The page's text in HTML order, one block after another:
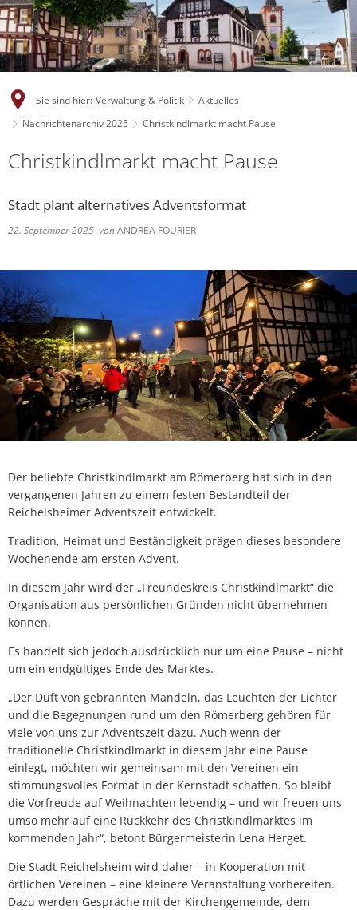
Sie sind hier: Verwaltung & Politik
Aktuelles
Nachrichtenarchiv 2025
Christkindlmarkt macht Pause
Christkindlmarkt macht Pause
Stadt plant alternatives Adventsformat
22. September 2025 vonANDREA FOURIER
Der beliebte Christkindlmarkt am Römerberg hat sich in den
vergangenen Jahren zu einem festen Bestandteil der
Reichelsheimer Adventszeit entwickelt.
Tradition, Heimat und Beständigkeit prägen dieses besondere
Wochenende am ersten Advent.
In diesem Jahr wird der „Freundeskreis Christkindlmarkt“ die
Organisation aus persönlichen Gründen nicht übernehmen
können.
Es handelt sich jedoch ausdrücklich nur um eine Pause – nicht
um ein endgültiges Ende des Marktes.
„Der Duft von gebrannten Mandeln, das Leuchten der Lichter
und die Begegnungen rund um den Römerberg gehören für
viele von uns zur Adventszeit dazu. Auch wenn der
traditionelle Christkindlmarkt in diesem Jahr eine Pause
einlegt, möchten wir gemeinsam mit den Vereinen ein
stimmungsvolles Format in der Kernstadt schaffen. So bleibt
die Vorfreude auf Weihnachten lebendig – und wir freuen uns
umso mehr auf eine Rückkehr des Christkindlmarktes im
kommenden Jahr“, betont Bürgermeisterin Lena Herget.
Die Stadt Reichelsheim wird daher – in Kooperation mit
örtlichen Vereinen – eine kleinere Veranstaltung vorbereiten.
Dazu werden Gespräche mit der Kirchengemeinde, dem